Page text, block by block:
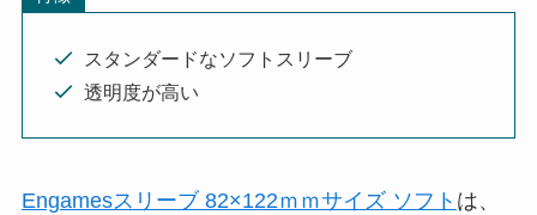
スタンダードなソフトスリーブ
透明度が高い
Engamesスリーブ 82×122ｍｍサイズ ソフト は、